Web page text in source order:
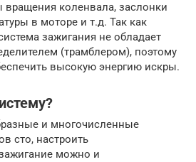
вращения коленвала, заслонки
в моторе и т.д. Так как
зажигания не обладает
(трамблером), поэтому
высокую энергию искры.
и многочисленные
сто, настроить
можно и